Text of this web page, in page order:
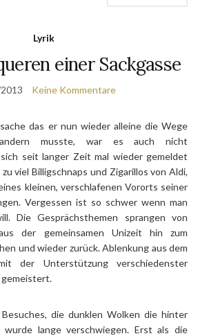
Lyrik
einer Sackgasse
Keine Kommentare
das er nun wieder alleine die Wege
musste, war es auch nicht
seit langer Zeit mal wieder gemeldet
viel Billigschnaps und Zigarillos von Aldi,
kleinen, verschlafenen Vororts seiner
Vergessen ist so schwer wenn man
Die Gesprächsthemen sprangen von
der gemeinsamen Unizeit hin zum
und wieder zurück. Ablenkung aus dem
der Unterstützung verschiedenster
die dunklen Wolken die hinter
wurde lange verschwiegen. Erst als die